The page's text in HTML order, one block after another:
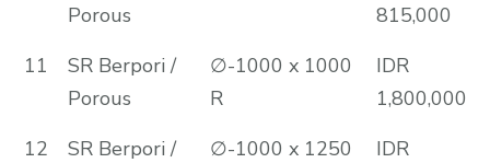
Porous
815,000
11
SR Berpori /
Porous
∅-1000 x 1000
R
IDR
1,800,000
12
SR Berpori /
∅-1000 x 1250
IDR